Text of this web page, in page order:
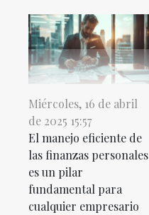
Miércoles, 16 de abril
de 2025 15:57
El manejo eficiente de
las finanzas personales
es un pilar
fundamental para
cualquier empresario